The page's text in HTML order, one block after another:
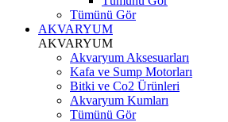
Tümünü Gör
AKVARYUM
AKVARYUM
Akvaryum Aksesuarları
Kafa ve Sump Motorları
Bitki ve Co2 Ürünleri
Akvaryum Kumları
Tümünü Gör